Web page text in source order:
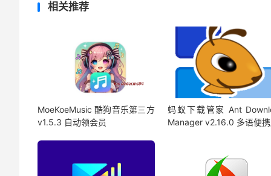
相关推荐
MoeKoeMusic 酷狗音乐第三方
v1.5.3 自动领会员
蚂蚁下载管家 Ant
Manager v2.16.0 多语便